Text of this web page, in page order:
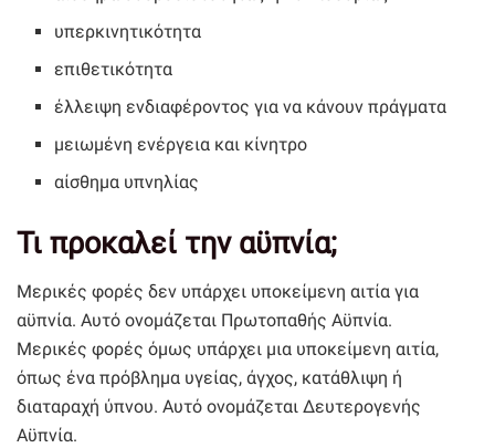
υπερκινητικότητα
επιθετικότητα
έλλειψη ενδιαφέροντος για να κάνουν πράγματα
μειωμένη ενέργεια και κίνητρο
αίσθημα υπνηλίας
Τι προκαλεί την αϋπνία;
Μερικές φορές δεν υπάρχει υποκείμενη αιτία για
αϋπνία. Αυτό ονομάζεται Πρωτοπαθής Αϋπνία.
Μερικές φορές όμως υπάρχει μια υποκείμενη αιτία,
όπως ένα πρόβλημα υγείας, άγχος, κατάθλιψη ή
διαταραχή ύπνου. Αυτό ονομάζεται Δευτερογενής
Αϋπνία.